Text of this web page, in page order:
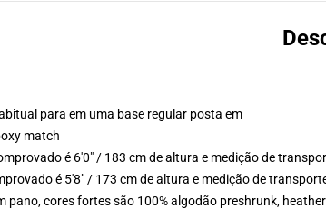
para em uma base regular posta em
match
é 6'0" / 183 cm de altura e medição de
é 5'8" / 173 cm de altura e medição de
pano, cores fortes são 100% algodão preshrunk,